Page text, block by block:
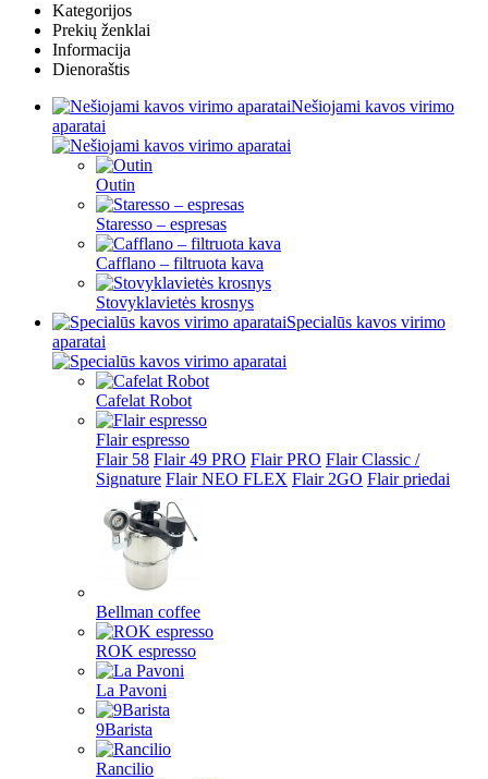
Kategorijos
Prekių ženklai
Informacija
Dienoraštis
Nešiojami kavos virimo
aparatai
Outin
Staresso – espresas
Cafflano – filtruota kava
Stovyklavietės krosnys
Specialūs kavos virimo
aparatai
Cafelat Robot
Flair espresso
Flair 58 Flair 49 PRO Flair PRO Flair Classic /
Signature Flair NEO FLEX Flair 2GO Flair priedai
Bellman coffee
ROK espresso
La Pavoni
9Barista
Rancilio